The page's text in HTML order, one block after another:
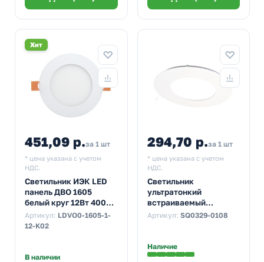
Хит
451,09 р.за 1 шт
* цена указана с учетом
НДС.
Светильник ИЭК LED
панель ДВО 1605
белый круг 12Вт 4000K
IP20 170x20mm
Артикул: LDVO0-1605-1-
12-K02
В наличии
294,70 р.за 1 шт
* цена указана с учетом
НДС.
Светильник
ультратонкий
встраиваемый
светодиодный TDM
Артикул: SQ0329-0108
Наличие